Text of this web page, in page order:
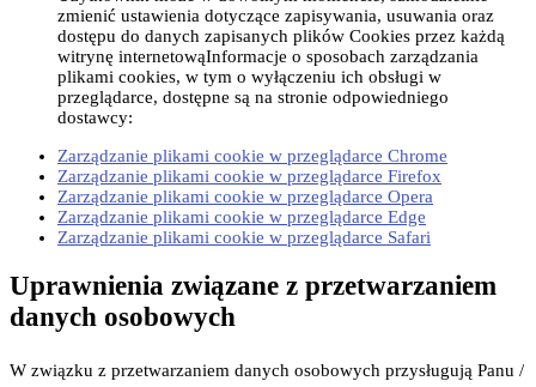
zmienić ustawienia dotyczące zapisywania, usuwania oraz
dostępu do danych zapisanych plików Cookies przez każdą
witrynę internetowąInformacje o sposobach zarządzania
plikami cookies, w tym o wyłączeniu ich obsługi w
przeglądarce, dostępne są na stronie odpowiedniego
dostawcy:
Zarządzanie plikami cookie w przeglądarce Chrome
Zarządzanie plikami cookie w przeglądarce Firefox
Zarządzanie plikami cookie w przeglądarce Opera
Zarządzanie plikami cookie w przeglądarce Edge
Zarządzanie plikami cookie w przeglądarce Safari
Uprawnienia związane z przetwarzaniem
danych osobowych
W związku z przetwarzaniem danych osobowych przysługują Panu /